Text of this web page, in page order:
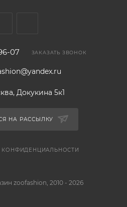
07 ЗАКАЗАТЬ ЗВОНОК
Докукина 5к1
НА РАССЫЛКУ
КОНФИДЕНЦИАЛЬНОСТИ
zoofashion, 2010 - 2026